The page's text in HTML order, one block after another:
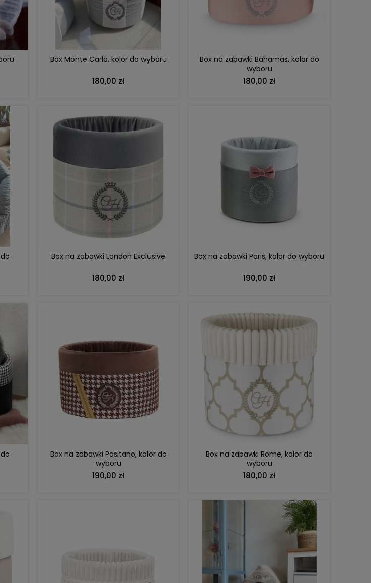
DO KOSZYKA
Box Monte Carlo, kolor do wyboru
180,00 zł
DO KOSZYKA
Box na zabawki Bahamas, kolor do
wyboru
180,00 zł
DO KOSZYKA
Box na zabawki London Exclusive
180,00 zł
DO KOSZYKA
Box na zabawki Paris, kolor do wyboru
190,00 zł
DO KOSZYKA
Box na zabawki Positano, kolor do
wyboru
190,00 zł
DO KOSZYKA
Box na zabawki Rome, kolor do
wyboru
180,00 zł
DO KOSZYKA